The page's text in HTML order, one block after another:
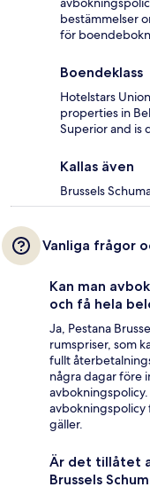
bestämmelser
för
Boendeklass
Hotelstars
properties in
Superior and is
Kallas även
Brussels
Vanliga frågor
Kan man
och få hela
Ja, Pestana
rumspriser, som
fullt
några dagar före
avbokningspolicy
gäller.
Är det tillåtet
Brussels